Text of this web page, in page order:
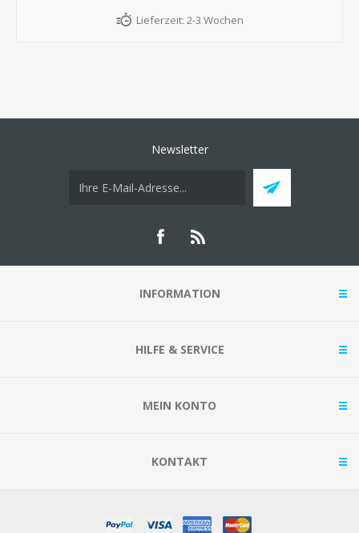
Lieferzeit: 2-3 Wochen
Newsletter
INFORMATION
HILFE & SERVICE
MEIN KONTO
KONTAKT